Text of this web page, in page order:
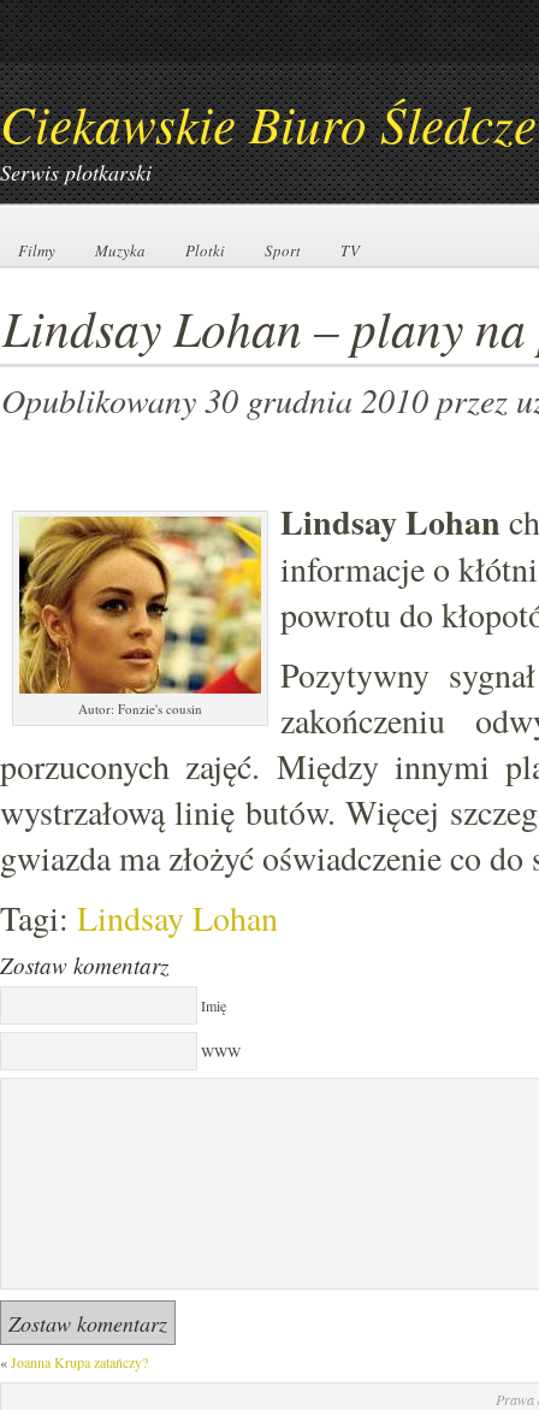
Ciekawskie Biuro Śledcze
Serwis plotkarski
Filmy
Filmy Muzyka
Muzyka Plotki
Plotki Sport
Sport TV
TV
Lindsay Lohan – plany na
Opublikowany 30 grudnia 2010przez
Autor: Fonzie's cousin
Lindsay Lohan
informacje o
powrotu do
Pozytywny
zakończeniu
porzuconych zajęć. Między innymi
wystrzałową linię butów. Więcej
gwiazda ma złożyć oświadczenie co
Tagi: Lindsay Lohan
Zostaw komentarz
Imię
WWW
«Joanna Krupa zatańczy?